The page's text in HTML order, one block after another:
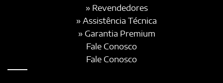
» Revendedores
» Assistência Técnica
» Garantia Premium
Fale Conosco
Fale Conosco